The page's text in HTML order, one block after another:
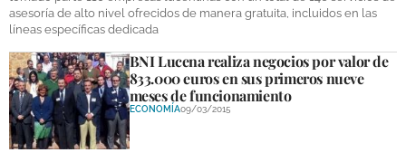
asesoría de alto nivel ofrecidos de manera gratuita, incluidos en las
líneas específicas dedicada
BNI Lucena realiza negocios por valor de
833.000 euros en sus primeros nueve
meses de funcionamiento
ECONOMÍA09/03/2015